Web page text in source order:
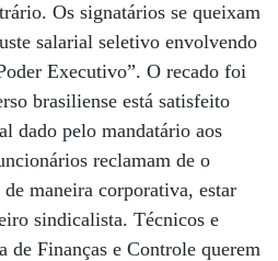
Os signatários se queixam
salarial seletivo envolvendo
Executivo”. O recado foi
brasiliense está satisfeito
dado pelo mandatário aos
reclamam de o
maneira corporativa, estar
sindicalista. Técnicos e
de Finanças e Controle querem